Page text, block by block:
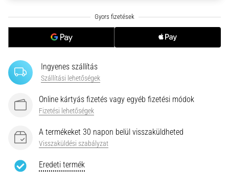
Fedezd
fel
párnázott
cipőket
országútra
és
Minden cikk
Ingyenes szállítás
Szállítási lehetőségek
Online kártyás fizetés vagy egyéb fizetési módok
Fizetési lehetőségek
A termékeket 30 napon belül visszaküldheted
Visszaküldési szabályzat
Eredeti termék